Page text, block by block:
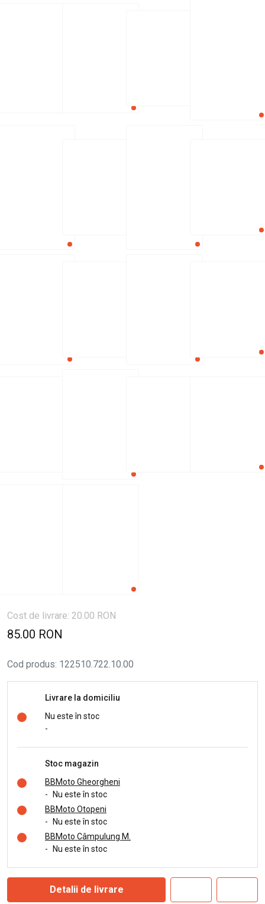
Cost de livrare: 20.00 RON
85.00 RON
Cod produs: 122510.722.10.00
Livrare la domiciliu
Nu este în stoc
-
Stoc magazin
BBMoto Gheorgheni
-
Nu este în stoc
BBMoto Otopeni
-
Nu este în stoc
BBMoto Câmpulung M.
-
Nu este în stoc
Detalii de livrare